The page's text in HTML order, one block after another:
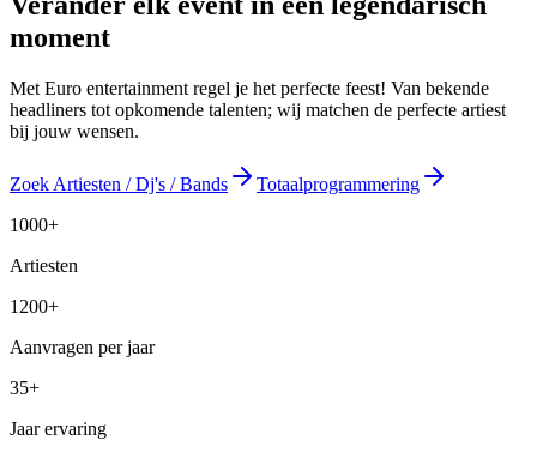
moment
Met Euro entertainment regel je het perfecte feest! Van bekende
headliners tot opkomende talenten; wij matchen de perfecte artiest
bij jouw wensen.
Zoek Artiesten / Dj's / Bands
Totaalprogrammering
1000+
Artiesten
1200+
Aanvragen per jaar
35+
Jaar ervaring